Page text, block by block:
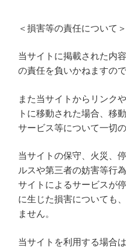
＜損害等の責任について＞
当サイトに掲載された内
の責任を負いかねますの
また当サイトからリンク
トに移動された場合、移
サービス等について一切
当サイトの保守、火災、
ルスや第三者の妨害等行
サイトによるサービスが
に生じた損害についても
ません。
当サイトを利用する場合